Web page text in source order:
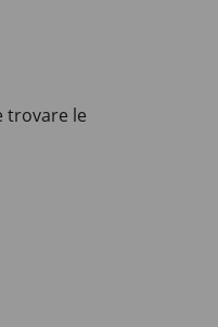
trovare le